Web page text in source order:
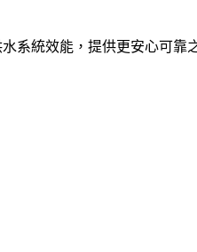
系統效能，提供更安心可靠